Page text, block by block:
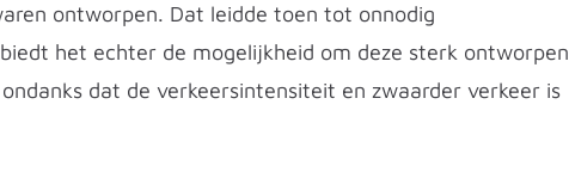
ontworpen. Dat leidde toen tot onnodig
het echter de mogelijkheid om deze sterk ontworpen
dat de verkeersintensiteit en zwaarder verkeer is